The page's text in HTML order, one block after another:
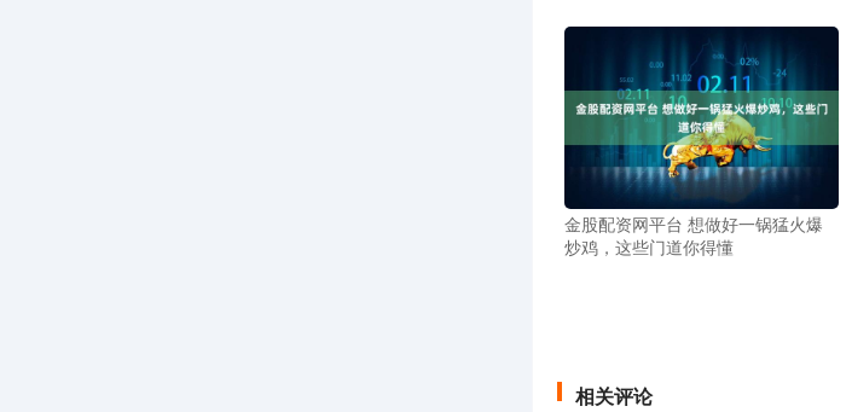
金股配资网平台 想做好一锅猛火爆
炒鸡，这些门道你得懂
相关评论